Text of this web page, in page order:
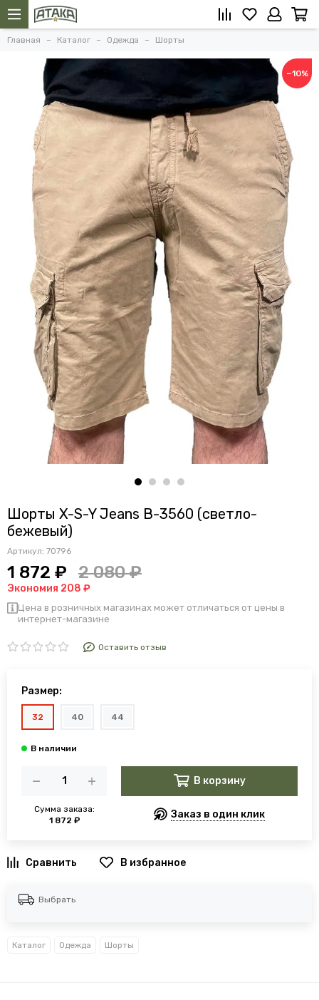
Главная Каталог Одежда Шорты
−10%
Шорты X-S-Y Jeans В-3560 (светло-
бежевый)
Артикул: 70796
1 872 ₽ 2 080 ₽
Экономия 208 ₽
Цена в розничных магазинах может отличаться от цены в
интернет-магазине
Оставить отзыв
Размер:
32 40 44
Сумма заказа:
1 872 ₽
В корзину
Заказ в один клик
В избранное
Выбрать
Каталог Одежда Шорты